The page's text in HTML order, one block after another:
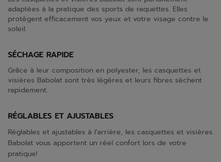
adaptées à la pratique des sports de raquettes. Elles
protègent efficacement vos yeux et votre visage contre le
soleil.
SÉCHAGE RAPIDE
Grâce à leur composition en polyester, les casquettes et
visières Babolat sont très légères et leurs fibres sèchent
rapidement.
RÉGLABLES ET AJUSTABLES
Réglables et ajustables à l’arrière, les casquettes et visières
Babolat vous apportent un réel confort lors de votre
pratique!